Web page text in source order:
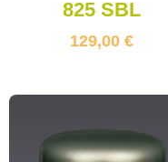
825 SBL
129,00 €